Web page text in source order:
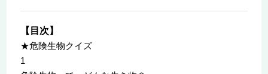
【目次】
★危険生物クイズ
1